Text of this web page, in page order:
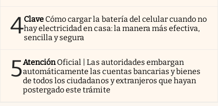
4Clave Cómo cargar la batería del celular cuando no
hay electricidad en casa: la manera más efectiva,
sencilla y segura
5AtenciónOficial | Las autoridades embargan
automáticamente las cuentas bancarias y bienes
de todos los ciudadanos y extranjeros que hayan
postergado este trámite